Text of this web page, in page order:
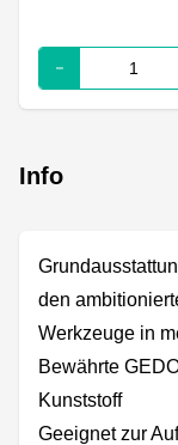
Info
den
Werkzeuge in
Bewährte
Kunststoff
Geeignet zur